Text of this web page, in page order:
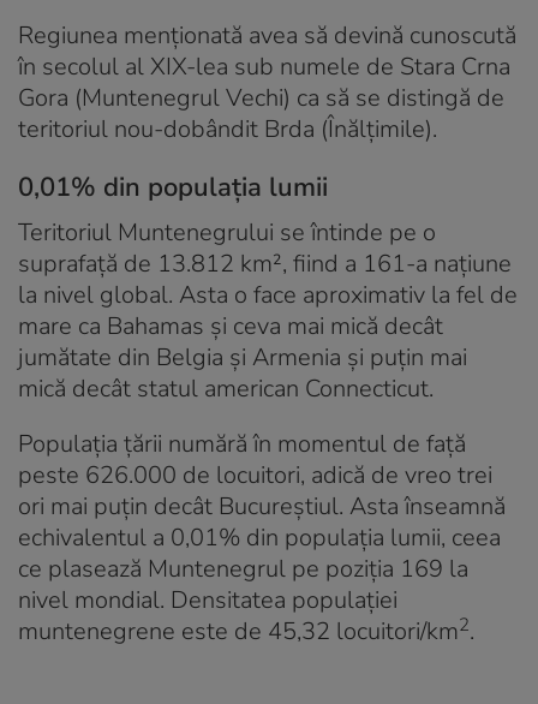
Regiunea menționată avea să devină cunoscută
în secolul al XIX-lea sub numele de Stara Crna
Gora (Muntenegrul Vechi) ca să se distingă de
teritoriul nou-dobândit Brda (Înălțimile).
0,01% din populația lumii
Teritoriul Muntenegrului se întinde pe o
suprafață de 13.812 km², fiind a 161-a națiune
la nivel global. Asta o face aproximativ la fel de
mare ca Bahamas și ceva mai mică decât
jumătate din Belgia și Armenia și puțin mai
mică decât statul american Connecticut.
Populația țării numără în momentul de față
peste 626.000 de locuitori, adică de vreo trei
ori mai puțin decât Bucureștiul. Asta înseamnă
echivalentul a 0,01% din populația lumii, ceea
ce plasează Muntenegrul pe poziția 169 la
nivel mondial. Densitatea populației
muntenegrene este de 45,32 locuitori/km2.